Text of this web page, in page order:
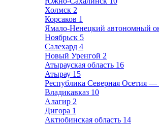
Холмск 2
Корсаков 1
Ямало-Ненецкий автономный
Ноябрьск 5
Салехард 4
Новый Уренгой 2
Атырауская область 16
Атырау 15
Республика Северная Осетия
Владикавказ 10
Алагир 2
Дигора 1
Актюбинская область 14